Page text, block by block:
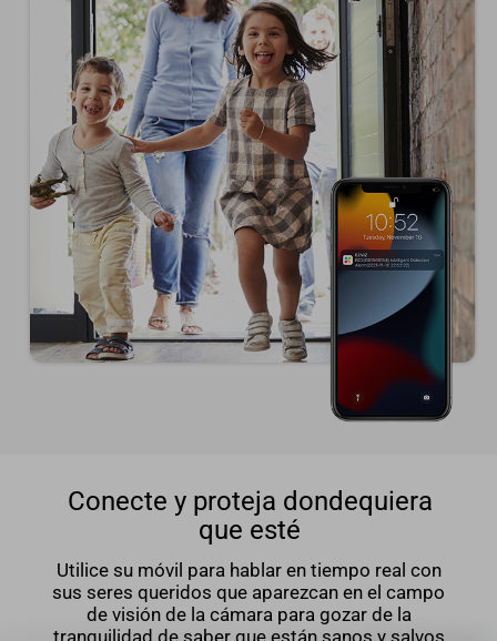
Conecte y proteja dondequiera
que esté
Utilice su móvil para hablar en tiempo real con
sus seres queridos que aparezcan en el campo
de visión de la cámara para gozar de la